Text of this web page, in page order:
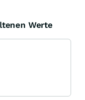
Werte